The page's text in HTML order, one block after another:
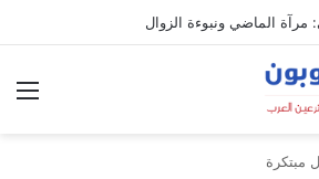
مرآة الماضي ونبوءة الزوال
مبتكرة